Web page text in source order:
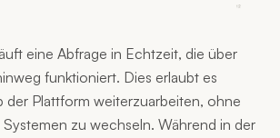
eine Abfrage in Echtzeit, die über
funktioniert. Dies erlaubt es
der Plattform weiterzuarbeiten, ohne
zu wechseln. Während in der